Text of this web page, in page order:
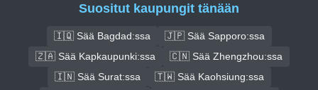
Suositut kaupungit tänään
🇮🇶 Sää Bagdad:ssa
🇯🇵 Sää Sapporo:ssa
🇿🇦 Sää Kapkaupunki:ssa
🇨🇳 Sää Zhengzhou:ssa
🇮🇳 Sää Surat:ssa
🇹🇼 Sää Kaohsiung:ssa